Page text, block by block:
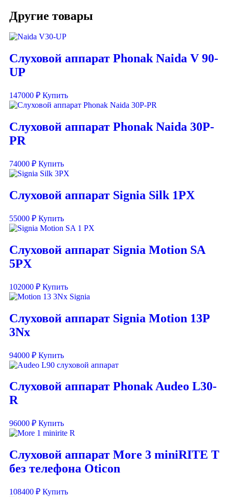
Другие товары
Слуховой аппарат Phonak Naida V 90-
UP
147000 ₽ Купить
Слуховой аппарат Phonak Naida 30P-
PR
74000 ₽ Купить
Слуховой аппарат Signia Silk 1PX
55000 ₽ Купить
Слуховой аппарат Signia Motion SA
5PX
102000 ₽ Купить
Слуховой аппарат Signia Motion 13P
3Nx
94000 ₽ Купить
Слуховой аппарат Phonak Audeo L30-
R
96000 ₽ Купить
Слуховой аппарат More 3 miniRITE T
без телефона Oticon
108400 ₽ Купить